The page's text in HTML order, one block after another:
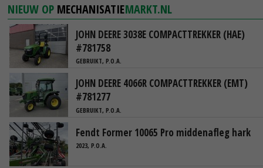
NIEUW OP MECHANISATIEMARKT.NL
JOHN DEERE 3038E COMPACTTREKKER (HAE)
#781758
GEBRUIKT, P.O.A.
JOHN DEERE 4066R COMPACTTREKKER (EMT)
#781277
GEBRUIKT, P.O.A.
Fendt Former 10065 Pro middenafleg hark
2023, P.O.A.